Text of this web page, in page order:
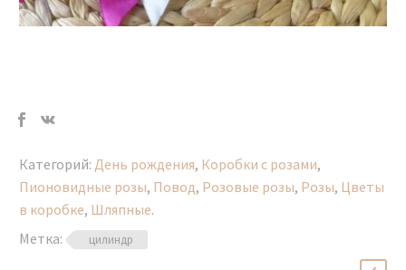
Категорий: День рождения, Коробки с розами,
Пионовидные розы, Повод, Розовые розы, Розы, Цветы
в коробке, Шляпные.
Метка:
цилиндр